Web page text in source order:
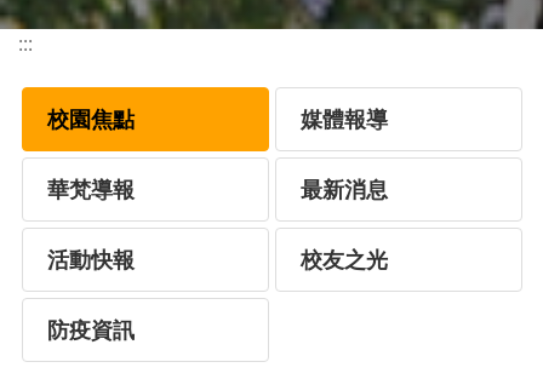
:::
校園焦點 媒體報導
華梵導報 最新消息
活動快報 校友之光
防疫資訊